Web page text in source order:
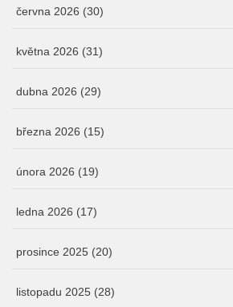
června 2026 (30)
května 2026 (31)
dubna 2026 (29)
března 2026 (15)
února 2026 (19)
ledna 2026 (17)
prosince 2025 (20)
listopadu 2025 (28)